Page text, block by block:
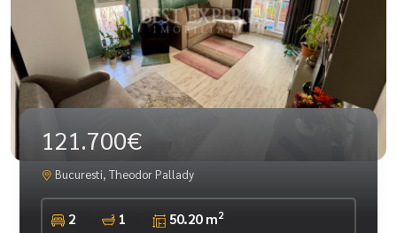
121.700€
Bucuresti, Theodor Pallady
2 1 50.20 m2